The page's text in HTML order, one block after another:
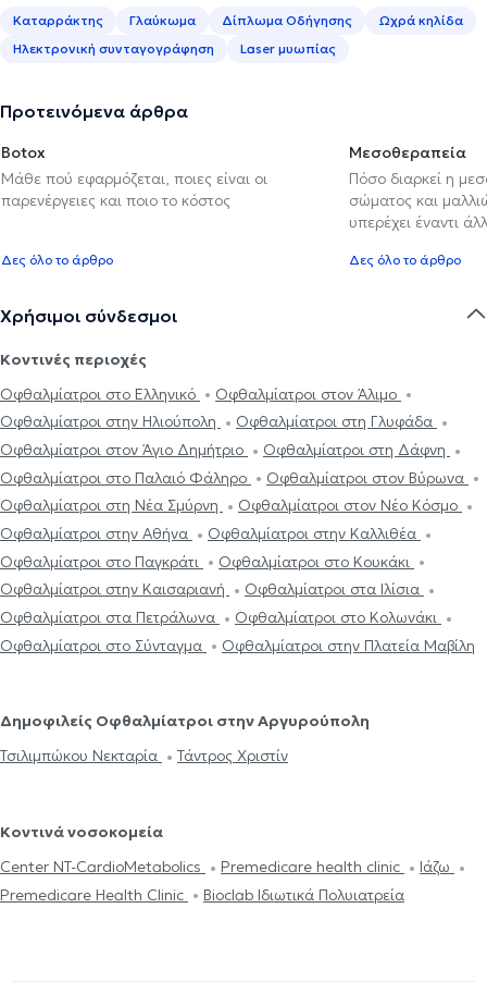
Καταρράκτης Γλαύκωμα Δίπλωμα Οδήγησης
Ωχρά κηλίδα
Ηλεκτρονική συνταγογράφηση
Laser μυωπίας
Προτεινόμενα άρθρα
Botox
Μάθε πού εφαρμόζεται, ποιες είναι οι
παρενέργειες και ποιο το κόστος
Δες όλο το άρθρο
Μεσοθεραπεία
Πόσο διαρκεί η
σώματος και
υπερέχει έναντι
Δες όλο το άρθρο
Χρήσιμοι σύνδεσμοι
Κοντινές περιοχές
Οφθαλμίατροι στο Ελληνικό
Οφθαλμίατροι στον Άλιμο
Οφθαλμίατροι στην Ηλιούπολη
Οφθαλμίατροι στη Γλυφάδα
Οφθαλμίατροι στον Άγιο Δημήτριο
Οφθαλμίατροι στη Δάφνη
Οφθαλμίατροι στο Παλαιό Φάληρο
Οφθαλμίατροι στον Βύρωνα
Οφθαλμίατροι στη Νέα Σμύρνη
Οφθαλμίατροι στον Νέο Κόσμο
Οφθαλμίατροι στην Αθήνα
Οφθαλμίατροι στην Καλλιθέα
Οφθαλμίατροι στο Παγκράτι
Οφθαλμίατροι στο Κουκάκι
Οφθαλμίατροι στην Καισαριανή
Οφθαλμίατροι στα Ιλίσια
Οφθαλμίατροι στα Πετράλωνα
Οφθαλμίατροι στο Κολωνάκι
Οφθαλμίατροι στο Σύνταγμα
Οφθαλμίατροι στην Πλατεία Μαβίλη
Δημοφιλείς Οφθαλμίατροι στην Αργυρούπολη
Τσιλιμπώκου Νεκταρία
Τάντρος Χριστίν
Κοντινά νοσοκομεία
Center NT-CardioMetabolics
Premedicare health clinic
Ιάζω
Premedicare Health Clinic
Bioclab Ιδιωτικά Πολυιατρεία